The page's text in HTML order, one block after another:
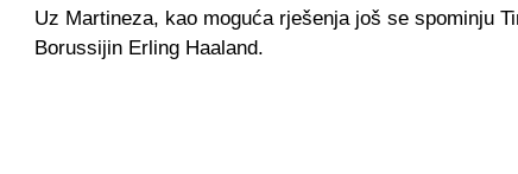
Uz Martineza, kao moguća rješenja još se spominju
Borussijin Erling Haaland.